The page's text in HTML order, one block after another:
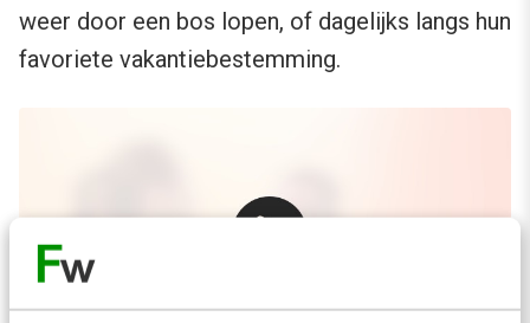
weer door een bos lopen, of dagelijks langs hun
favoriete vakantiebestemming.